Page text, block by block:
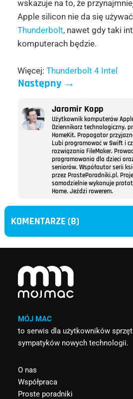
wskazuje na to, że
Apple silicon nie da się
Thunderbolt, nawet gdy taki
komputerach będzie.
Więcej: Thunderbolt 4 Intel
Następny→
Jaromir Kopp
Użytkownik komputerów
Dziennikarz technologiczny,
HomeKit. Propagator
Lubi programować w Swift i
rozwiązania FileMaker.
programowania dla dzieci
seniorów. Współautor serii
przez ProstePoradniki.pl.
samodzielnie wykonuje
Home. Jeździ rowerem.
KOMENTARZE (8)
MÓJ MAC
to serwis dla użytkowników
sympatyków nowych technologii.
O nas
Współpraca
Proste poradniki